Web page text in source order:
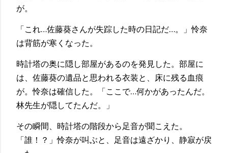
が。
「これ…佐藤葵さんが失踪した時の日記だ…。」怜奈
は背筋が寒くなった。
時計塔の奥に隠し部屋があるのを発見した。部屋に
は、佐藤葵の遺品と思われる衣装と、床に残る血痕
が。怜奈は確信した。「ここで…何かがあったんだ。
林先生が隠してたんだ。」
その瞬間、時計塔の階段から足音が聞こえた。
「誰！？」怜奈が叫ぶと、足音は遠ざかり、静寂が戻